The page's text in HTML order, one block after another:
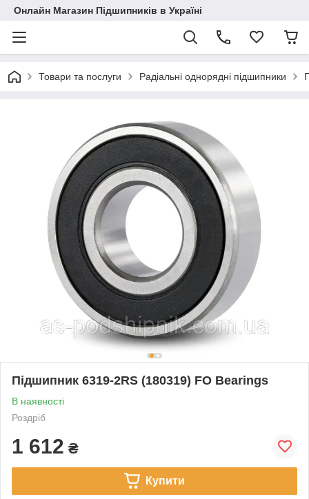
Онлайн Магазин Підшипників в Україні
Товари та послуги Радіальні однорядні підшипники
Підшипник 6319-2RS (180319) FO Bearings
В наявності
Роздріб
1 612 ₴
Купити